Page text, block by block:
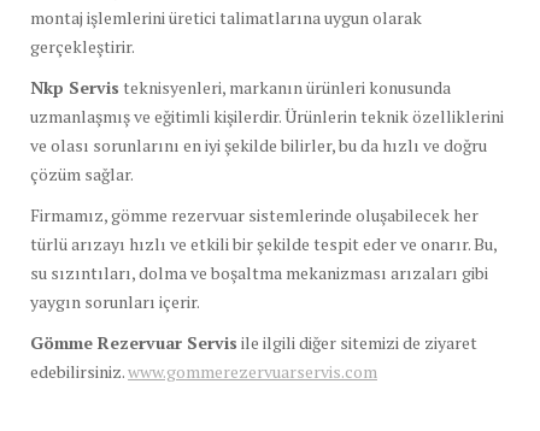
montaj işlemlerini üretici talimatlarına uygun olarak
gerçekleştirir.
Nkp Servis teknisyenleri, markanın ürünleri konusunda
uzmanlaşmış ve eğitimli kişilerdir. Ürünlerin teknik özelliklerini
ve olası sorunlarını en iyi şekilde bilirler, bu da hızlı ve doğru
çözüm sağlar.
Firmamız, gömme rezervuar sistemlerinde oluşabilecek her
türlü arızayı hızlı ve etkili bir şekilde tespit eder ve onarır. Bu,
su sızıntıları, dolma ve boşaltma mekanizması arızaları gibi
yaygın sorunları içerir.
Gömme Rezervuar Servis ile ilgili diğer sitemizi de ziyaret
edebilirsiniz.www.gommerezervuarservis.com